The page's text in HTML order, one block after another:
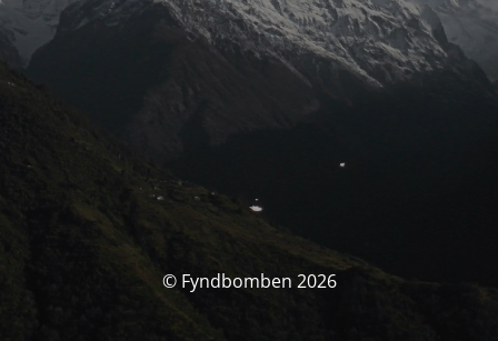
© Fyndbomben 2026